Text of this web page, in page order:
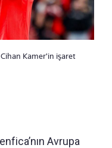
Kamer'in işaret
Avrupa